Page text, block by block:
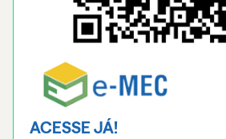
ACESSE JÁ!